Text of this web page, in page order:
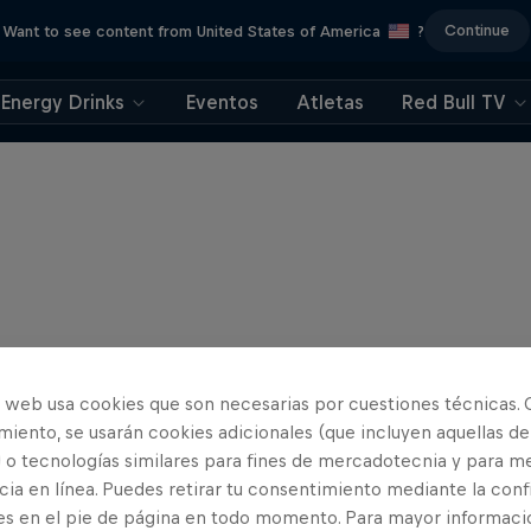
Want to see content from United States of America ? Continue
Energy Drinks Eventos Atletas Red Bull TV
web usa cookies que son necesarias por cuestiones técnicas.
se usarán cookies adicionales (que incluyen aquellas de
tecnologías similares para fines de mercadotecnia y para
en línea. Puedes retirar tu consentimiento mediante la
en el pie de página en todo momento. Para mayor